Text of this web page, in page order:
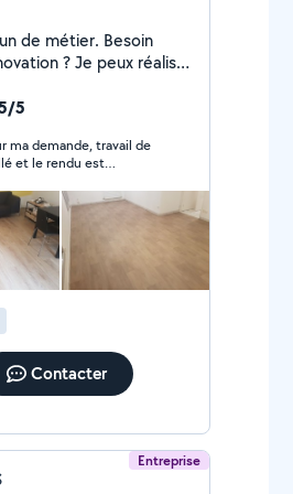
de métier. Besoin
? Je peux réaliser
5
ma demande, travail de
et le rendu est
et bonne
Contacter
Entreprise